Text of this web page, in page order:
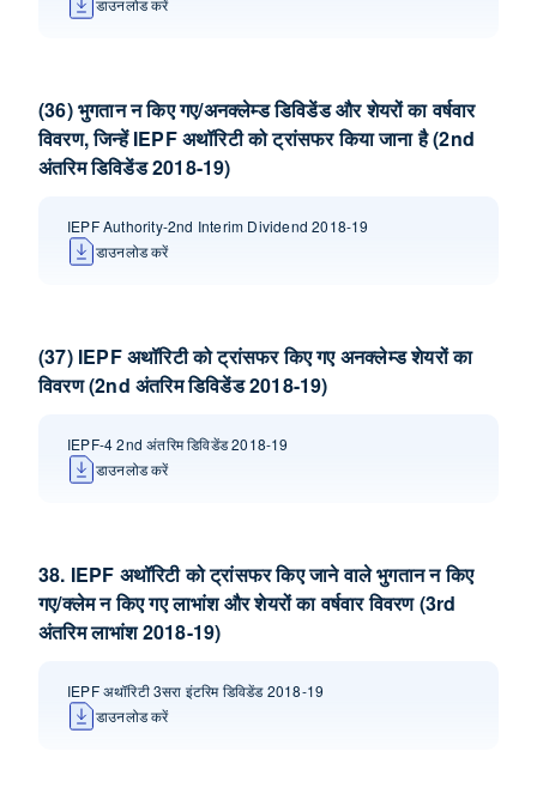
डाउनलोड करें
(36) भुगतान न किए गए/अनक्लेम्ड डिविडेंड और शेयरों का वर्षवार
विवरण, जिन्हें IEPF अथॉरिटी को ट्रांसफर किया जाना है (2nd
अंतरिम डिविडेंड 2018-19)
IEPF Authority-2nd Interim Dividend 2018-19
डाउनलोड करें
(37) IEPF अथॉरिटी को ट्रांसफर किए गए अनक्लेम्ड शेयरों का
विवरण (2nd अंतरिम डिविडेंड 2018-19)
IEPF-4 2nd अंतरिम डिविडेंड 2018-19
डाउनलोड करें
38. IEPF अथॉरिटी को ट्रांसफर किए जाने वाले भुगतान न किए
गए/क्लेम न किए गए लाभांश और शेयरों का वर्षवार विवरण (3rd
अंतरिम लाभांश 2018-19)
IEPF अथॉरिटी 3सरा इंटरिम डिविडेंड 2018-19
डाउनलोड करें